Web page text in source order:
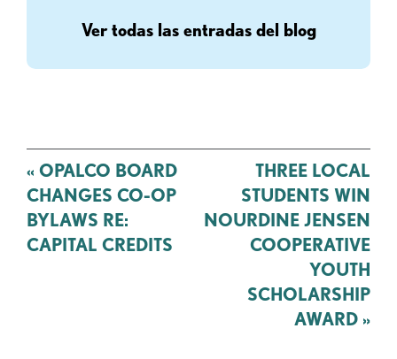
Ver todas las entradas del blog
Mensaje
de
navegación
« OPALCO BOARD
CHANGES CO-OP
BYLAWS RE:
CAPITAL CREDITS
THREE LOCAL
STUDENTS WIN
NOURDINE JENSEN
COOPERATIVE
YOUTH
SCHOLARSHIP
AWARD »